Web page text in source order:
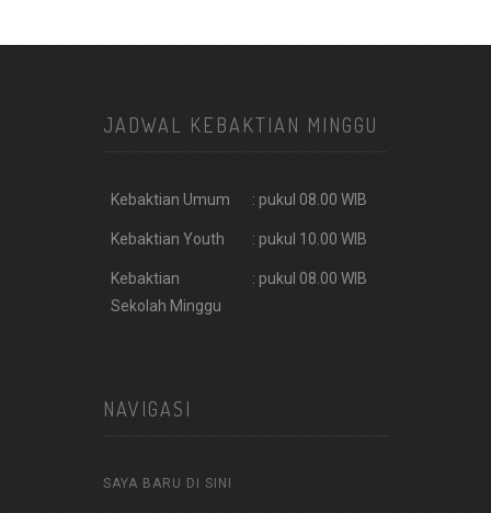
JADWAL KEBAKTIAN MINGGU
Kebaktian Umum : pukul 08.00 WIB
Kebaktian Youth : pukul 10.00 WIB
Kebaktian
Sekolah Minggu
: pukul 08.00 WIB
NAVIGASI
SAYA BARU DI SINI